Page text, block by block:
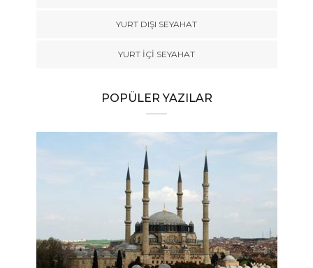
YURT DIŞI SEYAHAT
YURT İÇİ SEYAHAT
POPÜLER YAZILAR